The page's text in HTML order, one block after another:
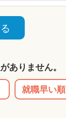
ありません。
就職早い順